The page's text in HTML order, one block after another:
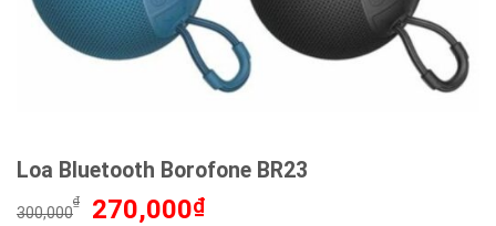
Loa Bluetooth Borofone BR23
300,000
₫
Giá
270,000₫Giá